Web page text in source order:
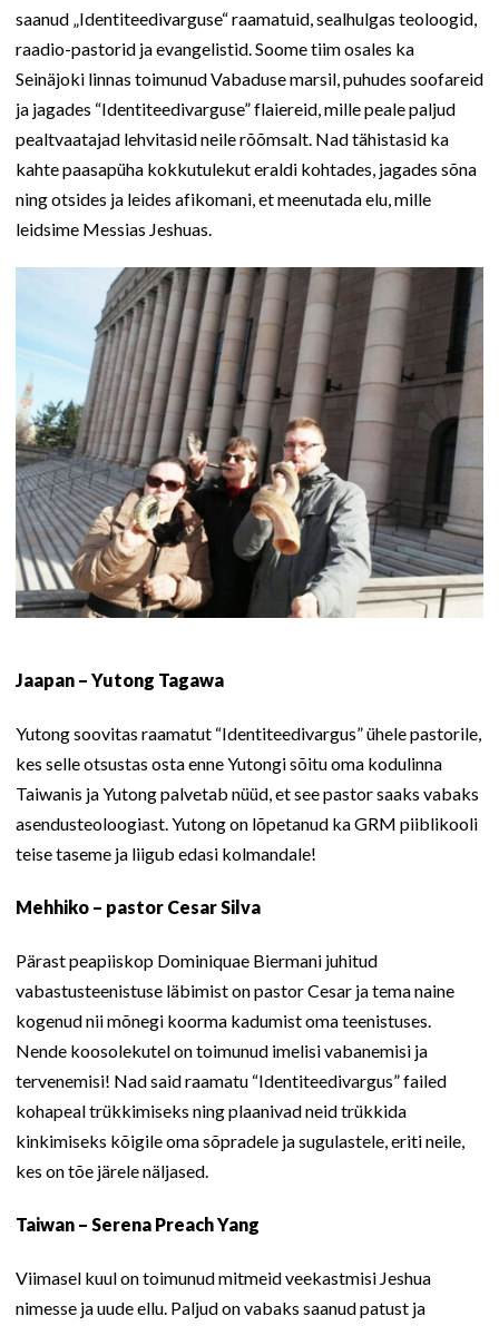
saanud „Identiteedivarguse“ raamatuid, sealhulgas teoloogid,
raadio-pastorid ja evangelistid. Soome tiim osales ka
Seinäjoki linnas toimunud Vabaduse marsil, puhudes soofareid
ja jagades “Identiteedivarguse” flaiereid, mille peale paljud
pealtvaatajad lehvitasid neile rõõmsalt. Nad tähistasid ka
kahte paasapüha kokkutulekut eraldi kohtades, jagades sõna
ning otsides ja leides afikomani, et meenutada elu, mille
leidsime Messias Jeshuas.
Jaapan – Yutong Tagawa
Yutong soovitas raamatut “Identiteedivargus” ühele pastorile,
kes selle otsustas osta enne Yutongi sõitu oma kodulinna
Taiwanis ja Yutong palvetab nüüd, et see pastor saaks vabaks
asendusteoloogiast. Yutong on lõpetanud ka GRM piiblikooli
teise taseme ja liigub edasi kolmandale!
Mehhiko – pastor Cesar Silva
Pärast peapiiskop Dominiquae Biermani juhitud
vabastusteenistuse läbimist on pastor Cesar ja tema naine
kogenud nii mõnegi koorma kadumist oma teenistuses.
Nende koosolekutel on toimunud imelisi vabanemisi ja
tervenemisi! Nad said raamatu “Identiteedivargus” failed
kohapeal trükkimiseks ning plaanivad neid trükkida
kinkimiseks kõigile oma sõpradele ja sugulastele, eriti neile,
kes on tõe järele näljased.
Taiwan – Serena Preach Yang
Viimasel kuul on toimunud mitmeid veekastmisi Jeshua
nimesse ja uude ellu. Paljud on vabaks saanud patust ja